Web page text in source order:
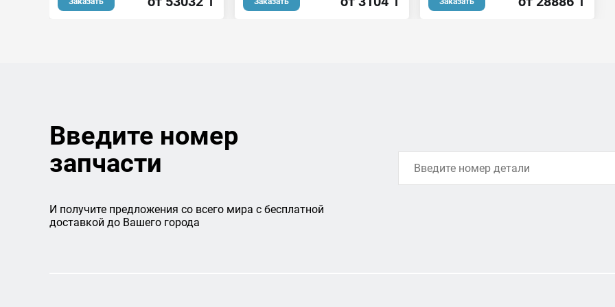
Введите номер
запчасти
И получите предложения со всего мира с бесплатной
доставкой до Вашего города